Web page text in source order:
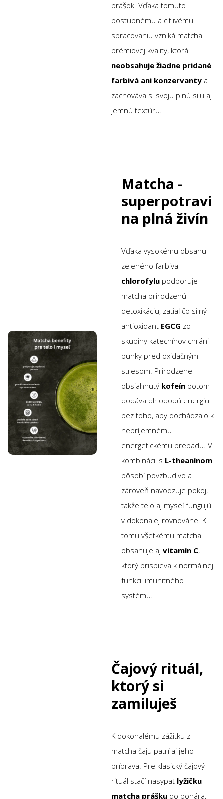
prášok. Vďaka tomuto
postupnému a citlivému
spracovaniu vzniká matcha
prémiovej kvality, ktorá
neobsahuje žiadne pridané
farbivá ani konzervanty a
zachováva si svoju plnú silu aj
jemnú textúru.
Matcha -
superpotravi
na plná živín
Vďaka vysokému obsahu
zeleného farbiva
chlorofylu podporuje
matcha prirodzenú
detoxikáciu, zatiaľ čo silný
antioxidant EGCG zo
skupiny katechínov chráni
bunky pred oxidačným
stresom. Prirodzene
obsiahnutý kofeín potom
dodáva dlhodobú energiu
bez toho, aby dochádzalo k
nepríjemnému
energetickému prepadu. V
kombinácii s L-theanínom
pôsobí povzbudivo a
zároveň navodzuje pokoj,
takže telo aj myseľ fungujú
v dokonalej rovnováhe. K
tomu všetkému matcha
obsahuje aj vitamín C,
ktorý prispieva k normálnej
funkcii imunitného
systému.
Čajový rituál,
ktorý si
zamiluješ
K dokonalému zážitku z
matcha čaju patrí aj jeho
príprava. Pre klasický čajový
rituál stačí nasypať lyžičku
matcha prášku do pohára,